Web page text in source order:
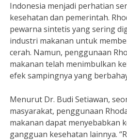
Indonesia menjadi perhatian
kesehatan dan pemerintah.
pewarna sintetis yang sering
industri makanan untuk
cerah. Namun, penggunaan
makanan telah menimbulkan
efek sampingnya yang
Menurut Dr. Budi Setiawan,
masyarakat, penggunaan
makanan dapat menyebabkan
gangguan kesehatan lainnya.